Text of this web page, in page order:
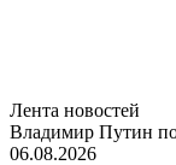
Лента новостей
Владимир Путин
06.08.2026